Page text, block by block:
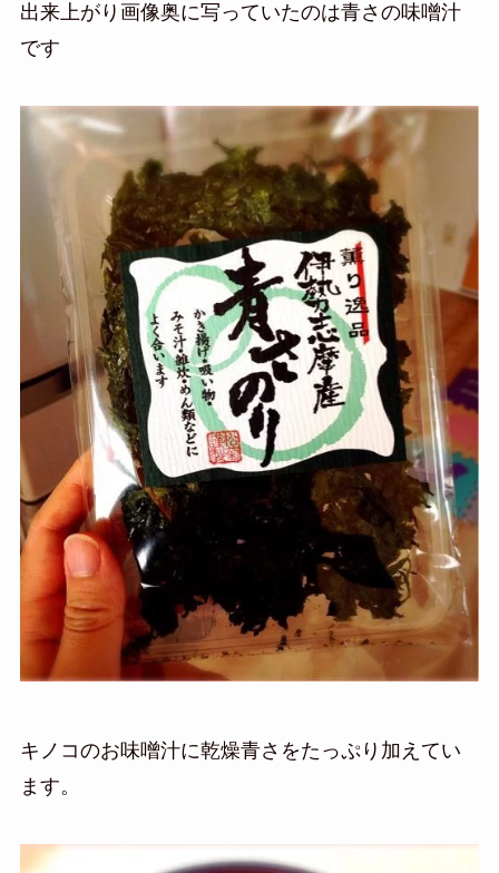
出来上がり画像奥に写っていたのは青さの味噌汁
です
キノコのお味噌汁に乾燥青さをたっぷり加えてい
ます。